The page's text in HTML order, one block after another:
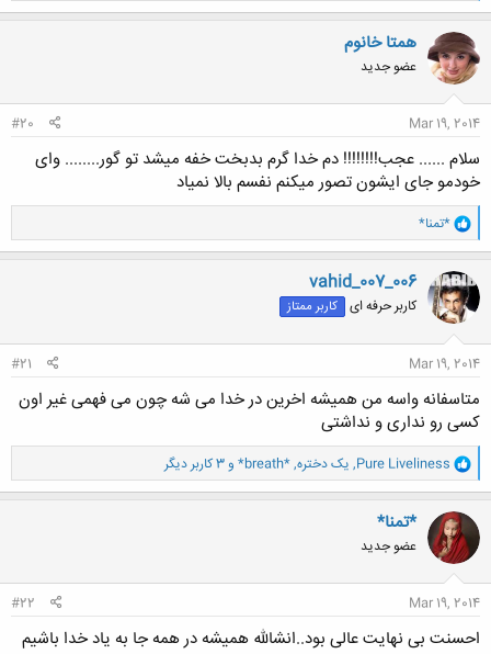
ک
ن
ش
ه
ا
همتا خانوم
عضو جدید
Mar 19, 2014
#20
سلام ...... عجب!!!!!!!! دم خدا گرم بدبخت خفه میشد تو گور........ وای
خودمو جای ایشون تصور میکنم نفسم بالا نمیاد
و
ا
ک
ن
ش
ه
ا
*تمنا*
vahid_007_006
کاربر حرفه ای کاربر ممتاز
Mar 19, 2014
#21
متاسفانه واسه من همیشه اخرین در خدا می شه چون می فهمی غیر اون
کسی رو نداری و نداشتی
و
ا
ک
ن
ش
ه
ا
Pure Liveliness
, یک دختره,
*breath* و 3 کاربر دیگر
*تمنا*
عضو جدید
Mar 19, 2014
#22
احسنت بی نهایت عالی بود..انشالله همیشه در همه جا به یاد خدا باشیم